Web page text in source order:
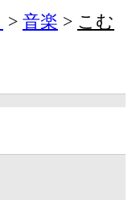
音楽
こむ